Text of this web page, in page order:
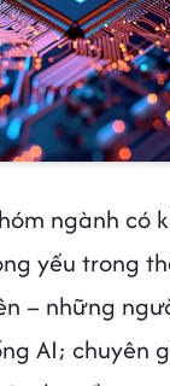
ngành có
yếu trong
– những
AI; chuyên